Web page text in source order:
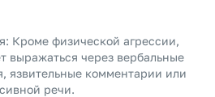
Кроме физической агрессии,
выражаться через вербальные
язвительные комментарии или
речи.